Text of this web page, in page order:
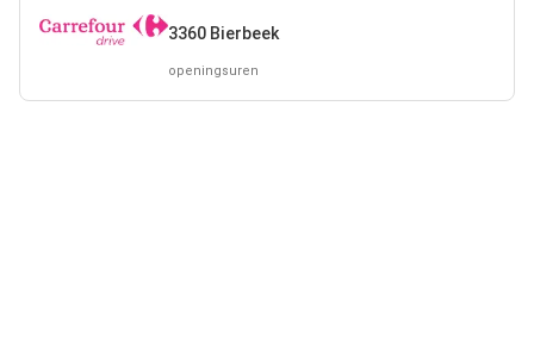
3360 Bierbeek
openingsuren